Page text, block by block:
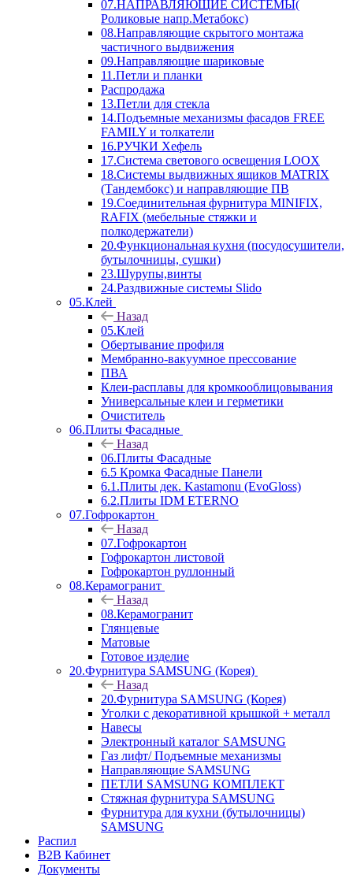
07.НАПРАВЛЯЮЩИЕ СИСТЕМЫ(
Роликовые напр.Метабокс)
08.Направляющие скрытого монтажа
частичного выдвижения
09.Направляющие шариковые
11.Петли и планки
Распродажа
13.Петли для стекла
14.Подъемные механизмы фасадов FREE
FAMILY и толкатели
16.РУЧКИ Хефель
17.Система светового освещения LOOX
18.Системы выдвижных ящиков MATRIX
(Тандембокс) и направляющие ПВ
19.Соединительная фурнитура MINIFIX,
RAFIX (мебельные стяжки и
полкодержатели)
20.Функциональная кухня (посудосушители,
бутылочницы, сушки)
23.Шурупы,винты
24.Раздвижные системы Slido
05.Клей
Назад
05.Клей
Обертывание профиля
Мембранно-вакуумное прессование
ПВА
Клеи-расплавы для кромкооблицовывания
Универсальные клеи и герметики
Очиститель
06.Плиты Фасадные
Назад
06.Плиты Фасадные
6.5 Кромка Фасадные Панели
6.1.Плиты дек. Kastamonu (EvoGloss)
6.2.Плиты IDM ETERNO
07.Гофрокартон
Назад
07.Гофрокартон
Гофрокартон листовой
Гофрокартон руллонный
08.Керамогранит
Назад
08.Керамогранит
Глянцевые
Матовые
Готовое изделие
20.Фурнитура SAMSUNG (Корея)
Назад
20.Фурнитура SAMSUNG (Корея)
Уголки с декоративной крышкой + металл
Навесы
Электронный каталог SAMSUNG
Газ лифт/ Подъемные механизмы
Направляющие SAMSUNG
ПЕТЛИ SAMSUNG КОМПЛЕКТ
Стяжная фурнитура SAMSUNG
Фурнитура для кухни (бутылочницы)
SAMSUNG
Распил
B2B Кабинет
Документы